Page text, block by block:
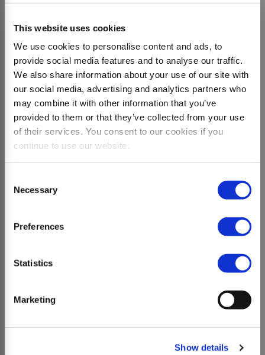
This website uses cookies
We use cookies to personalise content and ads, to
provide social media features and to analyse our traffic.
We also share information about your use of our site with
our social media, advertising and analytics partners who
may combine it with other information that you’ve
provided to them or that they’ve collected from your use
of their services. You consent to our cookies if you
continue to use our website.
Selection
Necessary
Preferences
Statistics
Marketing
Show details